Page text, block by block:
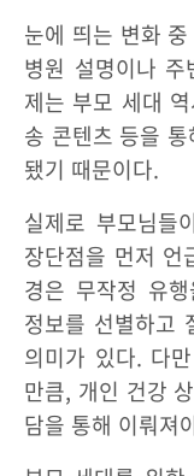
눈에 띄는 변화
병원 설명이나
제는 부모 세대
송 콘텐츠 등을
됐기 때문이다.
실제로 부모님들
장단점을 먼저 언
경은 무작정 유
정보를 선별하고
의미가 있다. 다
만큼, 개인 건강
담을 통해 이뤄져